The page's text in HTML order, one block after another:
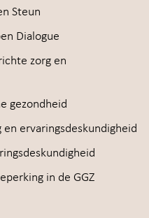
Steun
Dialogue
zorg en
gezondheid
ervaringsdeskundigheid
in de GGZ